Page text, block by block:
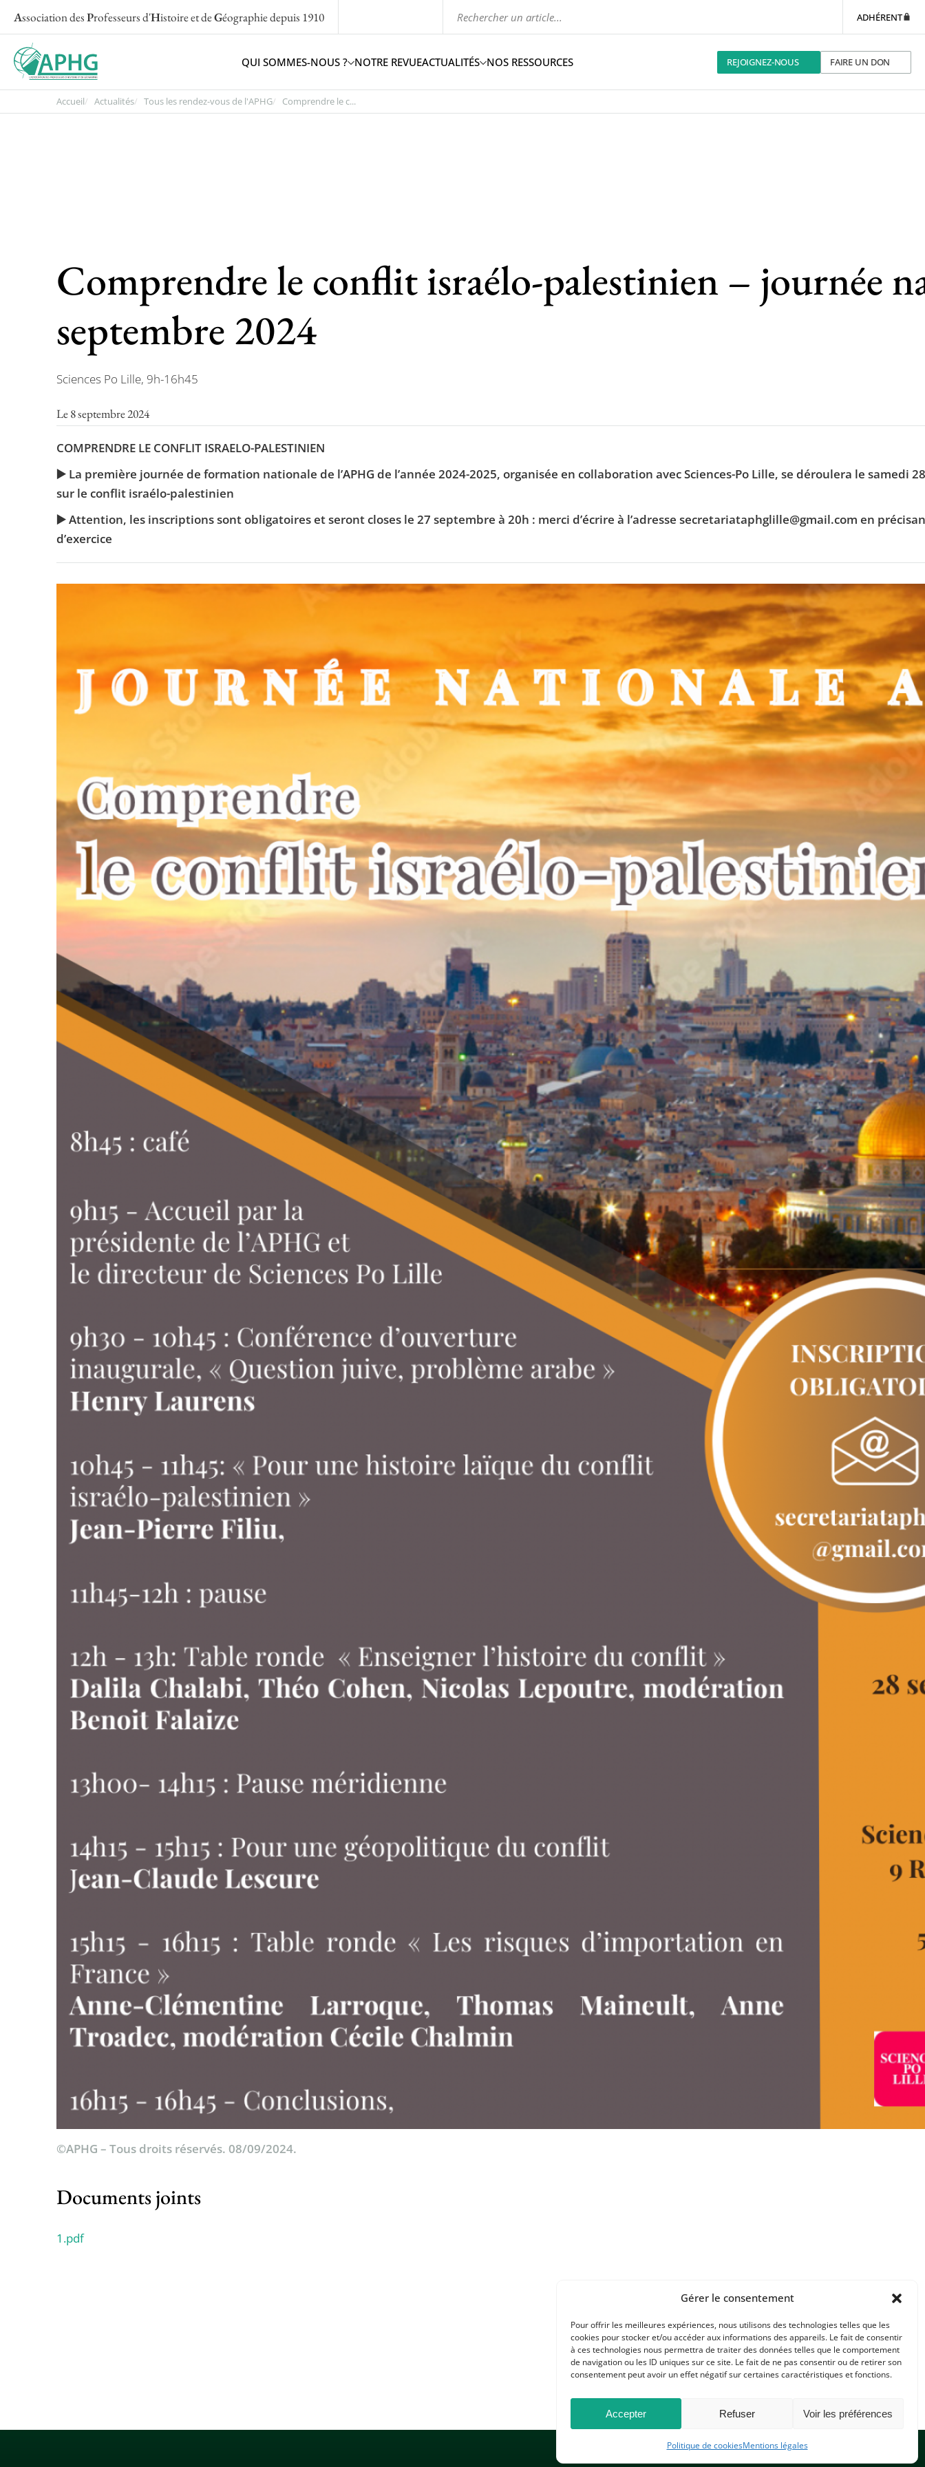
Gérer le consentement
Pour offrir les meilleures expériences, nous utilisons des technologies telles que les
cookies pour stocker et/ou accéder aux informations des appareils. Le fait de consentir
à ces technologies nous permettra de traiter des données telles que le comportement
de navigation ou les ID uniques sur ce site. Le fait de ne pas consentir ou de retirer son
consentement peut avoir un effet négatif sur certaines caractéristiques et fonctions.
Accepter Refuser Voir les préférences
Politique de cookiesMentions légales
Association desProfesseurs d'Histoire et deGéographiedepuis 1910 ADHÉRENT
QUI SOMMES-NOUS ? NOTRE REVUEACTUALITÉS NOS RESSOURCES REJOIGNEZ-NOUS FAIRE UN DON
Accueil Actualités Tous les rendez-vous de l'APHG Comprendre le c...
Comprendre le conflit israélo-palestinien – journée
septembre 2024
Sciences Po Lille, 9h-16h45
Le 8 septembre 2024
COMPRENDRE LE CONFLIT ISRAELO-PALESTINIEN
▶️ La première journée de formation nationale de l’APHG de l’année 2024-2025, organisée en collaboration avec Sciences-Po Lille, se déroulera le samedi
sur le conflit israélo-palestinien
▶️ Attention, les inscriptions sont obligatoires et seront closes le 27 septembre à 20h : merci d’écrire à l’adresse secretariataphglille@gmail.com en
d’exercice
©APHG – Tous droits réservés. 08/09/2024.
Documents joints
1.pdf